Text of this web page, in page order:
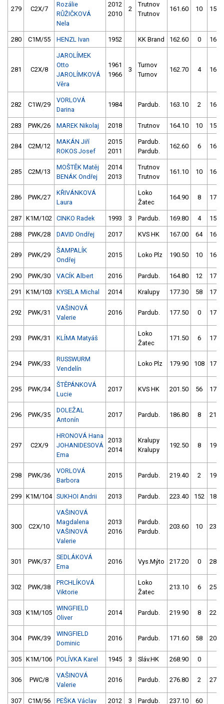
279 C2X/7
Rozálie
RŮŽIČKOVÁ
Nela
2012
2010
2
Trutnov
Trutnov
161.60 10
280 C1M/55 HENZL Ivan 1952 KK Brand 162.60 0
281 C2X/8
JAROLÍMEK
Otto
JAROLÍMKOVÁ
Věra
1961
1966
3
Turnov
Turnov
162.70 4
282 C1W/29
VORLOVÁ
Darina
1984 Pardub. 163.10 2
283 PWK/26 MAREK Nikolaj 2018 Trutnov 164.10 10
284 C2M/12
MAKÁN Jiří
ROKOS Josef
2015
2011
Pardub.
Pardub.
162.60 6
285 C2M/13
MOŠTĚK Matěj
BENÁK Ondřej
2014
2013
Trutnov
Trutnov
161.10 10
286 PWK/27
KŘIVÁNKOVÁ
Laura
Loko
Žatec
164.90 8
287 K1M/102 CINKO Radek 1993 3 Pardub. 169.80 4
288 PWK/28 DAVID Ondřej 2017 KVS HK 167.00 64
289 PWK/29
ŠAMPALÍK
Ondřej
2015 Loko Plz 190.50 10
290 PWK/30 VACÍK Albert 2016 Pardub. 164.80 12
291 K1M/103 KYSELA Michal 2014 Kralupy 177.30 58
292 PWK/31
VAŠINOVÁ
Valerie
2016 Pardub. 177.50 0
293 PWK/31 KLÍMA Matyáš
Loko
Žatec
171.50 6
294 PWK/33
RUSSWURM
Vendelín
Loko Plz 179.90 108
295 PWK/34
ŠTĚPÁNKOVÁ
Lucie
2017 KVS HK 201.50 56
296 PWK/35
DOLEŽAL
Antonín
2017 Pardub. 186.80 8
297 C2X/9
HRONOVÁ Hana
JOHANIDESOVÁ
Ema
2013
2014
Kralupy
Kralupy
192.50 8
298 PWK/36
VORLOVÁ
Barbora
2015 Pardub. 219.40 2
299 K1M/104 SUKHOI Andrii 2013 Pardub. 223.40 152
300 C2X/10
VAŠINOVÁ
Magdalena
VAŠINOVÁ
Valerie
2013
2016
Pardub.
Pardub.
203.60 10
301 PWK/37
SEDLÁKOVÁ
Ema
2016 Vys.Mýto 217.20 0
302 PWK/38
PRCHLÍKOVÁ
Viktorie
Loko
Žatec
213.10 6
303 K1M/105
WINGFIELD
Oliver
2014 Pardub. 219.90 8
304 PWK/39
WINGFIELD
Dominic
2016 Pardub. 171.60 58
305 K1M/106 POLÍVKA Karel 1945 3 Sláv.HK 268.90 0
306 PWC/8
VAŠINOVÁ
Valerie
2016 Pardub. 276.80 2
307 C1M/56 PEŠKA Václav 2012 3 Pardub. 237.10 60